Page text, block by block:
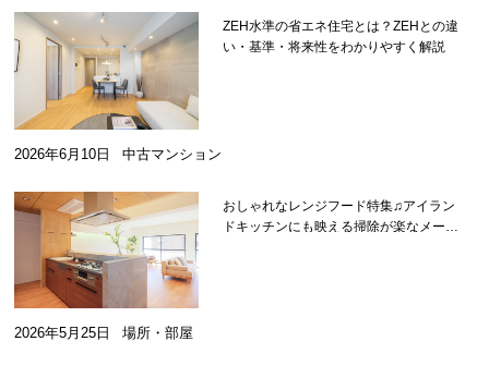
ZEH水準の省エネ住宅とは？ZEHとの違
い・基準・将来性をわかりやすく解説
2026年6月10日 中古マンション
おしゃれなレンジフード特集♫アイラン
ドキッチンにも映える掃除が楽なメーカ
2026年5月25日 場所・部屋